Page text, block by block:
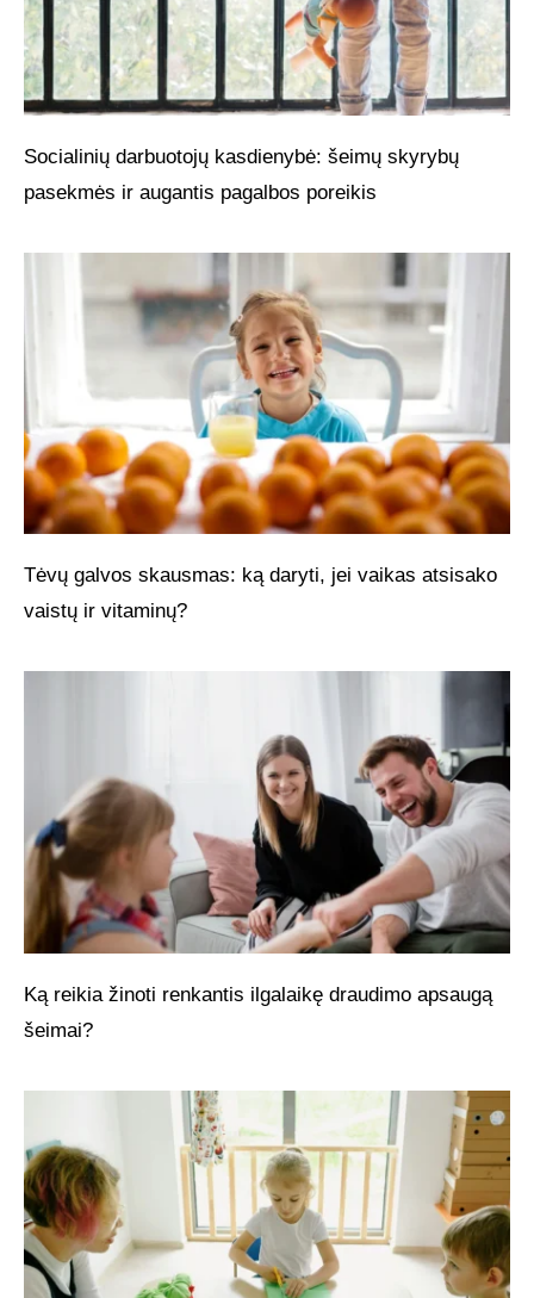
Socialinių darbuotojų kasdienybė: šeimų skyrybų
pasekmės ir augantis pagalbos poreikis
Tėvų galvos skausmas: ką daryti, jei vaikas atsisako
vaistų ir vitaminų?
Ką reikia žinoti renkantis ilgalaikę draudimo apsaugą
šeimai?